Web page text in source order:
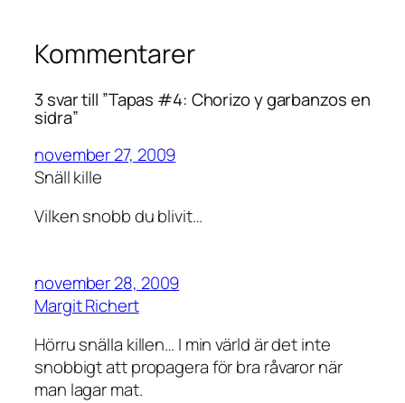
Kommentarer
3 svar till ”Tapas #4: Chorizo y garbanzos en
sidra”
november 27, 2009
Snäll kille
Vilken snobb du blivit…
november 28, 2009
Margit Richert
Hörru snälla killen… I min värld är det inte
snobbigt att propagera för bra råvaror när
man lagar mat.